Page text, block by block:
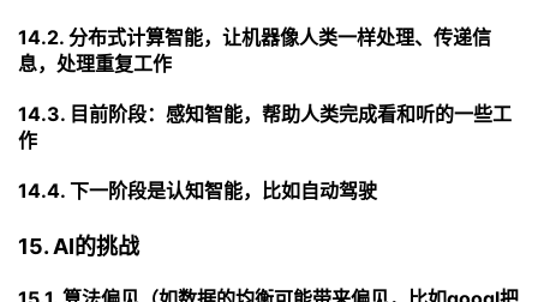
14.2. 分布式计算智能，让机器像人类一样处理、传递信
息，处理重复工作
14.3. 目前阶段：感知智能，帮助人类完成看和听的一些工
作
14.4. 下一阶段是认知智能，比如自动驾驶
15. AI的挑战